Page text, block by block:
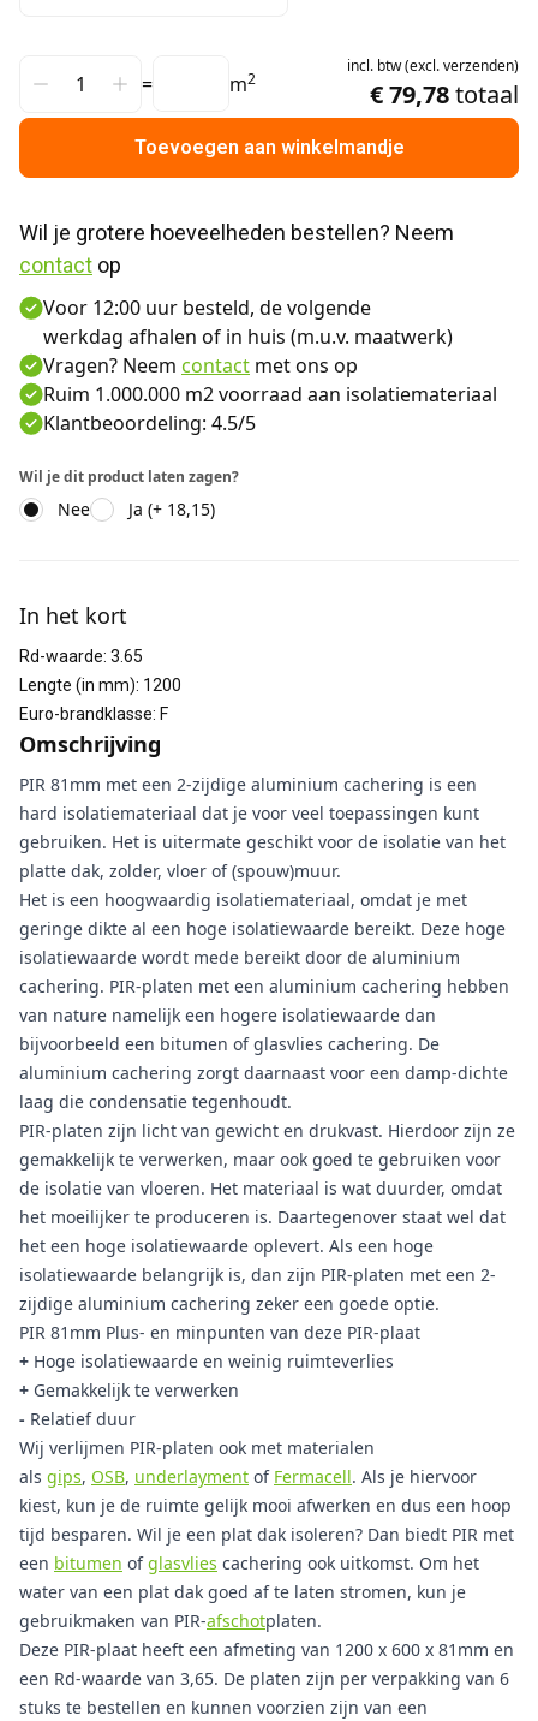
= m2
incl. btw(excl.verzenden)
€ 79,78totaal
Toevoegen aan winkelmandje
contact op
Voor 12:00 uur besteld, de volgende
werkdag afhalen of in huis (m.u.v. maatwerk)
Vragen? Neem contact met ons op
Ruim 1.000.000 m2 voorraad aan isolatiemateriaal
Klantbeoordeling: 4.5/5
Wil je dit product laten zagen?
Nee Ja (+ 18,15)
In het kort
Rd-waarde: 3.65
Lengte (in mm): 1200
Euro-brandklasse: F
Omschrijving
PIR 81mm met een 2-zijdige aluminium cachering is een
hard isolatiemateriaal dat je voor veel toepassingen kunt
gebruiken. Het is uitermate geschikt voor de isolatie van het
platte dak, zolder, vloer of (spouw)muur.
Het is een hoogwaardig isolatiemateriaal, omdat je met
geringe dikte al een hoge isolatiewaarde bereikt. Deze hoge
isolatiewaarde wordt mede bereikt door de aluminium
cachering. PIR-platen met een aluminium cachering hebben
van nature namelijk een hogere isolatiewaarde dan
bijvoorbeeld een bitumen of glasvlies cachering. De
aluminium cachering zorgt daarnaast voor een damp-dichte
laag die condensatie tegenhoudt.
PIR-platen zijn licht van gewicht en drukvast. Hierdoor zijn ze
gemakkelijk te verwerken, maar ook goed te gebruiken voor
de isolatie van vloeren. Het materiaal is wat duurder, omdat
het moeilijker te produceren is. Daartegenover staat wel dat
het een hoge isolatiewaarde oplevert. Als een hoge
isolatiewaarde belangrijk is, dan zijn PIR-platen met een 2-
zijdige aluminium cachering zeker een goede optie.
PIR 81mm Plus- en minpunten van deze PIR-plaat
+ Hoge isolatiewaarde en weinig ruimteverlies
+ Gemakkelijk te verwerken
- Relatief duur
Wij verlijmen PIR-platen ook met materialen
als gips, OSB, underlayment of Fermacell. Als je hiervoor
kiest, kun je de ruimte gelijk mooi afwerken en dus een hoop
tijd besparen. Wil je een plat dak isoleren? Dan biedt PIR met
een bitumen ofglasvlies cachering ook uitkomst. Om het
water van een plat dak goed af te laten stromen, kun je
gebruikmaken van PIR-afschotplaten.
Deze PIR-plaat heeft een afmeting van 1200 x 600 x 81mm en
een Rd-waarde van 3,65. De platen zijn per verpakking van 6
stuks te bestellen en kunnen voorzien zijn van een